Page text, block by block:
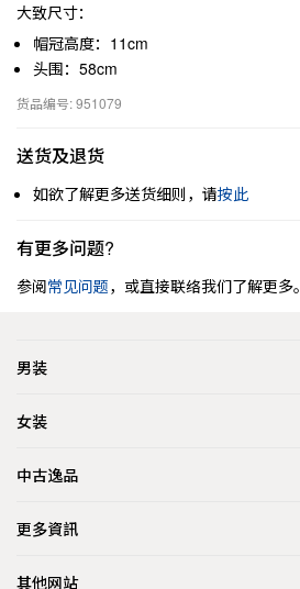
大致尺寸：
帽冠高度：11cm
头围：58cm
货品编号: 951079
送货及退货
如欲了解更多送货细则，请按此
有更多问题?
参阅常见问题，或直接联络我们了解更多。
男装
女装
中古逸品
更多資訊
其他网站